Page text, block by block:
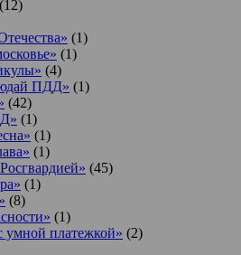
(12)
(1)
(1)
(4)
ПДД» (1)
(42)
(1)
(1)
(1)
(45)
(1)
(8)
(1)
умной платежкой» (2)